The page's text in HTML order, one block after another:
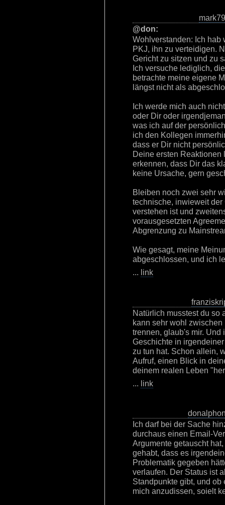
@don:
Wohlverstanden: Ich hab
PKJ, ihn zu verteidigen.
Gericht zu sitzen und zu
Ich versuche lediglich,
betrachte meine eigene
längst nicht als
Ich werde mich auch
oder Dir oder
was ich auf der
ich den Kollegen
dass er Dir nicht
Deine ersten
erkennen, dass Dir das
keine Ursache, gern
Bleiben noch zwei sehr
technische, inwieweit
verstehen ist und
vorausgesetzten
Abgrenzung zu
Wie gesagt, meine
abgeschlossen, und ich
... link
Natürlich musstest du so
kann sehr wohl
trennen, glaub's mir. Und
Geschichte in
zu tun hat. Schon allein,
Aufruf, einen Blick in
deinem realen Leben
... link
Ich darf bei der Sache
durchaus einen Email-
Argumente getauscht
gehabt, dass es
Problematik gegeben
verlaufen. Der Status ist
Standpunkte gibt, und ob
mich anzudissen, soielt